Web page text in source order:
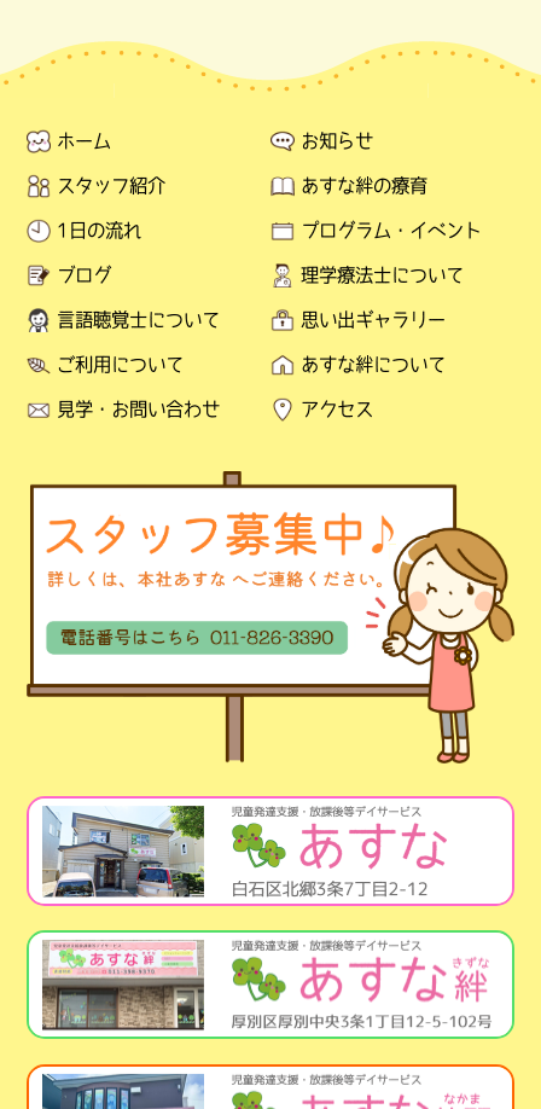
ホーム お知らせ
スタッフ紹介 あすな絆の療育
1日の流れ プログラム・イベント
ブログ 理学療法士について
言語聴覚士について 思い出ギャラリー
ご利用について あすな絆について
見学・お問い合わせ アクセス